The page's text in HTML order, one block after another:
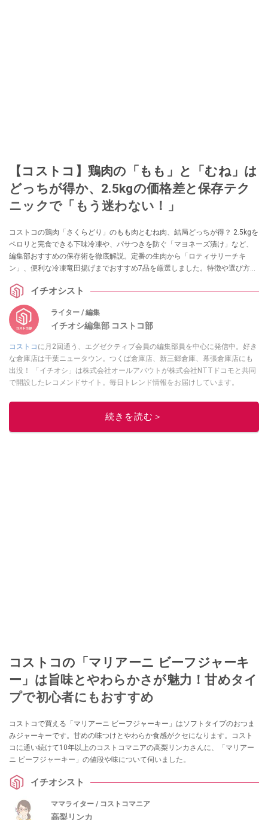
【コストコ】鶏肉の「もも」と「むね」は
どっちが得か、2.5kgの価格差と保存テク
ニックで「もう迷わない！」
コストコの鶏肉「さくらどり」のもも肉とむね肉、結局どっちが得？ 2.5kgを
ペロリと完食できる下味冷凍や、パサつきを防ぐ「マヨネーズ漬け」など、
編集部おすすめの保存術を徹底解説。定番の生肉から「ロティサリーチキ
ン」、便利な冷凍竜田揚げまでおすすめ7品を厳選しました。特徴や選び方の
イチオシスト
ライター / 編集
イチオシ編集部 コストコ部
コストコ に月2回通う、エグゼクティブ会員の編集部員を中心に発信中。好き
な倉庫店は千葉ニュータウン。つくば倉庫店、新三郷倉庫、幕張倉庫店にも
出没！ 「イチオシ」は株式会社オールアバウトが株式会社NTTドコモと共同
で開設したレコメンドサイト。毎日トレンド情報をお届けしています。
このイチオシストの他の記事を読む
続きを読む＞
コストコの「マリアーニ ビーフジャーキ
ー」は旨味とやわらかさが魅力！甘めタイ
プで初心者にもおすすめ
コストコで買える「マリアーニ ビーフジャーキー」はソフトタイプのおつま
みジャーキーです。甘めの味つけとやわらか食感がクセになります。コスト
コに通い続けて10年以上のコストコマニアの高梨リンカさんに、「マリアー
ニ ビーフジャーキー」の値段や味について伺いました。
イチオシスト
ママライター / コストコマニア
高梨リンカ